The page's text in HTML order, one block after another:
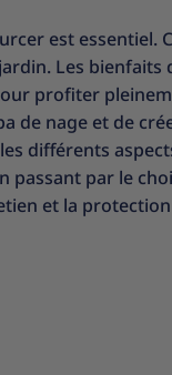
est essentiel.
Les bienfaits
profiter
de nage et de
différents
passant par le
et la